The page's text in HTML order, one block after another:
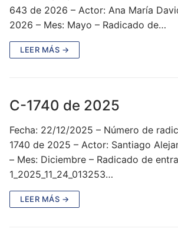
643 de 2026 – Actor: Ana María
2026 – Mes: Mayo – Radicado de…
LEER MÁS →
C-1740 de 2025
Fecha: 22/12/2025 – Número de
1740 de 2025 – Actor: Santiago
– Mes: Diciembre – Radicado de
1_2025_11_24_013253…
LEER MÁS →